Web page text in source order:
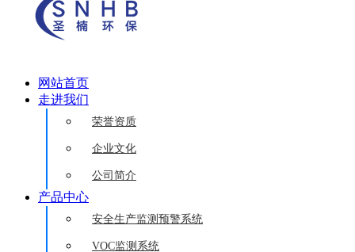
网站首页
走进我们
荣誉资质
企业文化
公司简介
产品中心
安全生产监测预警系统
VOC监测系统